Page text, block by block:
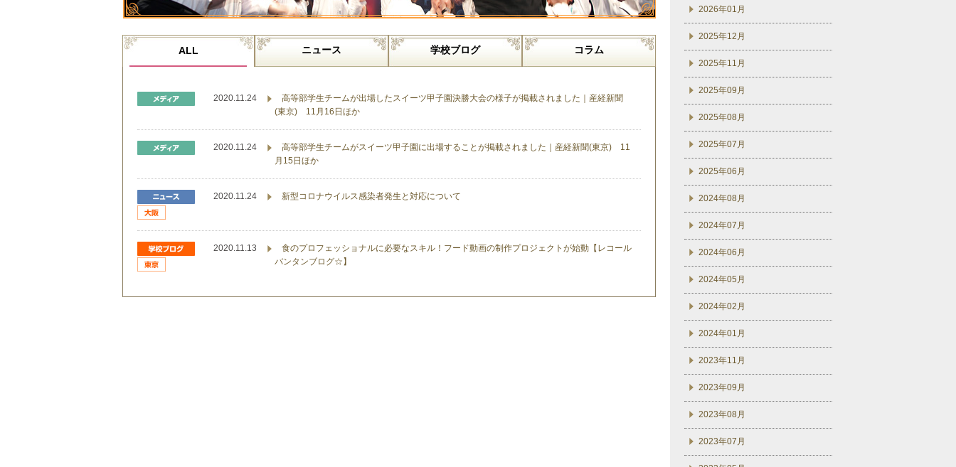
ALL ニュース 学校ブログ コラム
2020.11.24
高等部学生チームが出場したスイーツ甲子園決勝大会の様子が掲載されました｜産経新聞
(東京) 11月16日ほか
2020.11.24
高等部学生チームがスイーツ甲子園に出場することが掲載されました｜産経新聞(東京) 11
月15日ほか
2020.11.24 新型コロナウイルス感染者発生と対応について
2020.11.13
食のプロフェッショナルに必要なスキル！フード動画の制作プロジェクトが始動【レコール
バンタンブログ☆】
2026年01月
2025年12月
2025年11月
2025年09月
2025年08月
2025年07月
2025年06月
2024年08月
2024年07月
2024年06月
2024年05月
2024年02月
2024年01月
2023年11月
2023年09月
2023年08月
2023年07月